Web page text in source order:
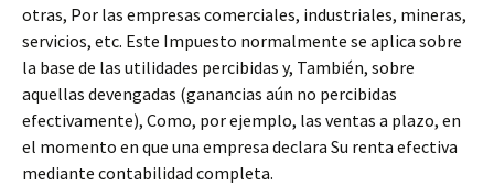
otras, Por las empresas comerciales, industriales, mineras,
servicios, etc. Este Impuesto normalmente se aplica sobre
la base de las utilidades percibidas y, También, sobre
aquellas devengadas (ganancias aún no percibidas
efectivamente), Como, por ejemplo, las ventas a plazo, en
el momento en que una empresa declara Su renta efectiva
mediante contabilidad completa.